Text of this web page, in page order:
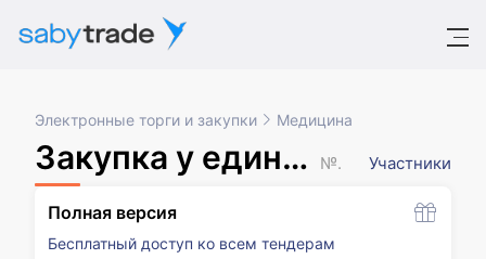
Электронные торги и закупки Медицина
Закупка у единственного поставщика в соответствии с п.5 ч.1 ст.93 44-ФЗ № XXXXXXX Участники
Полная версия
Бесплатный доступ ко всем тендерам